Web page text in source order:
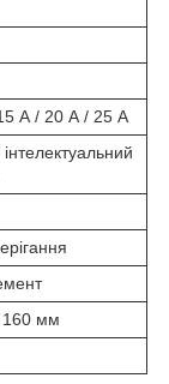
А / 20 А / 25 А
160 мм